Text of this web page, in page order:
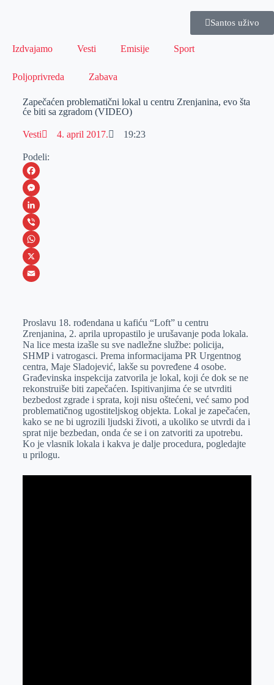
Santos uživo
Izdvajamo Vesti Emisije Sport
Poljoprivreda Zabava
Zapečaćen problematični lokal u centru Zrenjanina, evo šta
će biti sa zgradom (VIDEO)
Vesti 4. april 2017. 19:23
Podeli:
F
a
c
e
b
o
M
e
s
s
e
e
r
L
i
n
k
I
n
V
i
b
W
h
s
A
p
p
X
a
i
l
Proslavu 18. rođendana u kafiću “Loft” u centru
Zrenjanina, 2. aprila upropastilo je urušavanje poda lokala.
Na lice mesta izašle su sve nadležne službe: policija,
SHMP i vatrogasci. Prema informacijama PR Urgentnog
centra, Maje Sladojević, lakše su povređene 4 osobe.
Građevinska inspekcija zatvorila je lokal, koji će dok se ne
rekonstruiše biti zapečaćen. Ispitivanjima će se utvrditi
bezbedost zgrade i sprata, koji nisu oštećeni, već samo pod
problematičnog ugostiteljskog objekta. Lokal je zapečaćen,
kako se ne bi ugrozili ljudski životi, a ukoliko se utvrdi da i
sprat nije bezbedan, onda će se i on zatvoriti za upotrebu.
Ko je vlasnik lokala i kakva je dalje procedura, pogledajte
u prilogu.